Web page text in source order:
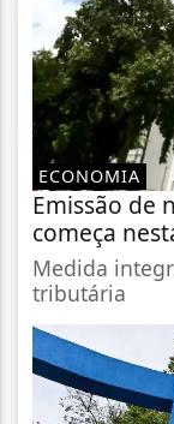
ECONOMIA
Emissão de
começa
Medida
tributária